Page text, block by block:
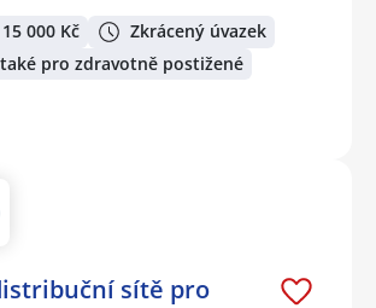
000 Kč
Zkrácený úvazek
pro zdravotně postižené
sítě pro